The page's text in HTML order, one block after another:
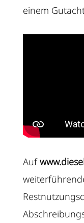
einem
Auf